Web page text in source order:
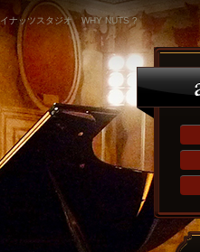
ナッツスタジオ WHY NUTS ?